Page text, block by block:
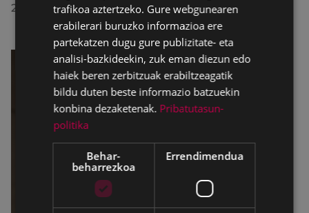
2026/07/23trafikoa aztertzeko. Gure webgunearen
erabilerari buruzko informazioa ere
partekatzen dugu gure publizitate- eta
analisi-bazkideekin, zuk eman diezun edo
haiek beren zerbitzuak erabiltzeagatik
bildu duten beste informazio batzuekin
konbina dezaketenak. Pribatutasun-
politika
Behar-
beharrezkoa
Errendimendua